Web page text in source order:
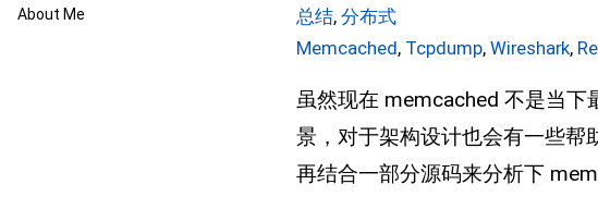
About Me
总结, 分布式
Memcached, Tcpdump, Wireshark,
虽然现在 memcached 不是当下
景，对于架构设计也会有一些帮
再结合一部分源码来分析下